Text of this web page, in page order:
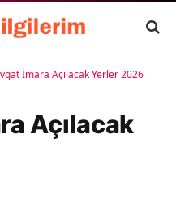
İmara Açılacak Yerler 2026
Açılacak